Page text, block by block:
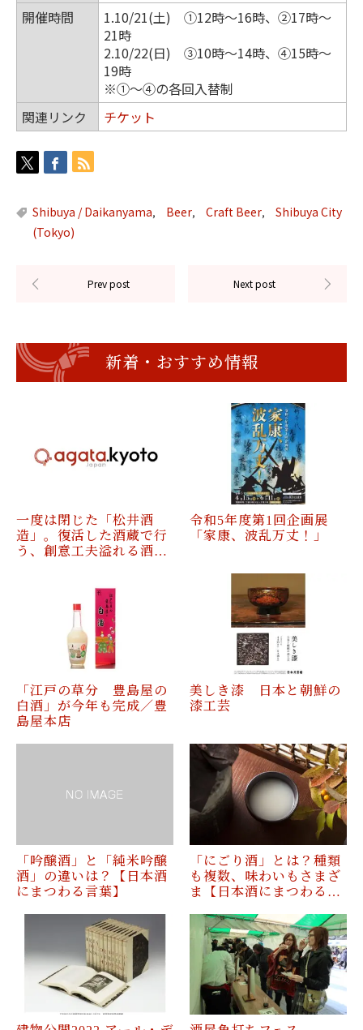
開催時間
1.10/21(土) ①12時～16時、②17時～
21時
2.10/22(日) ③10時～14時、④15時～
19時
※①～④の各回入替制
関連リンク
チケット
Shibuya / Daikanyama, Beer, Craft Beer,
Shibuya City
(Tokyo)
新着・おすすめ情報
一度は閉じた「松井酒
造」。復活した酒蔵で行
う、創意工夫溢れる酒…
令和5年度第1回企画展
「家康、波乱万丈！」
「江戸の草分 豊島屋の
白酒」が今年も完成／豊
島屋本店
美しき漆 日本と朝鮮の
漆工芸
「吟醸酒」と「純米吟醸
酒」の違いは？【日本酒
にまつわる言葉】
「にごり酒」とは？種類
も複数、味わいもさまざ
ま【日本酒にまつわる…